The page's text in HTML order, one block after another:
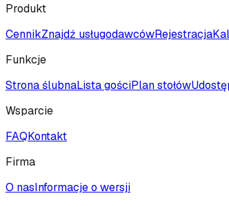
Produkt
CennikZnajdź usługodawcówRejestracja
Funkcje
Strona ślubnaLista gościPlan stołów
Wsparcie
FAQKontakt
Firma
O nasInformacje o wersji